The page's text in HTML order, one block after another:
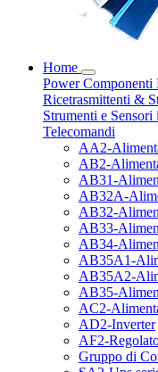
Home
PowerComponenti
Ricetrasmittenti &
Strumenti e Sensori
Telecomandi
AA2-
AB2-
AB31-
AB32A-
AB32-
AB33-
AB34-
AB35A1-
AB35A2-
AB35-
AC2-
AD2-Inverter
AF2-
Gruppo di